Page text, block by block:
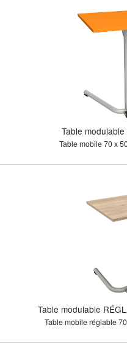
Table
Table mobile 70 x
Table modulable
Table mobile réglable